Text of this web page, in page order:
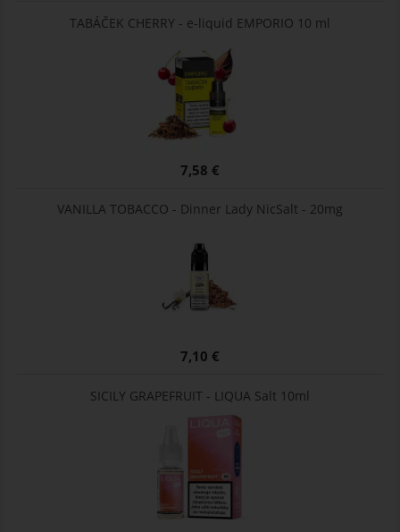
TABÁČEK CHERRY - e-liquid EMPORIO 10 ml
7,58 €
VANILLA TOBACCO - Dinner Lady NicSalt - 20mg
7,10 €
SICILY GRAPEFRUIT - LIQUA Salt 10ml